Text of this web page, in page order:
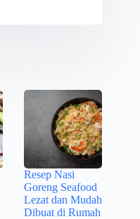
Resep Nasi
Goreng Seafood
Lezat dan Mudah
Dibuat di Rumah